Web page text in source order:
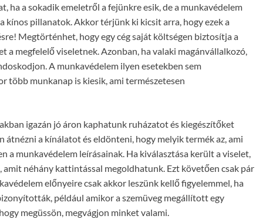
ha a sokadik emeletről a fejünkre esik, de a munkavédelem
kínos pillanatok. Akkor térjünk ki kicsit arra, hogy ezek a
Megtörténhet, hogy egy cég saját költségen biztosítja a
a megfelelő viseletnek. Azonban, ha valaki magánvállalkozó,
A munkavédelem ilyen esetekben sem
több munkanap is kiesik, ami természetesen
igazán jó áron kaphatunk ruházatot és kiegészítőket
átnézni a kínálatot és eldönteni, hogy melyik termék az, ami
a munkavédelem leírásainak. Ha kiválasztása került a viselet,
amit néhány kattintással megoldhatunk. Ezt követően csak pár
előnyeire csak akkor leszünk kellő figyelemmel, ha
például amikor a szemüveg megállított egy
megüssön, megvágjon minket valami.